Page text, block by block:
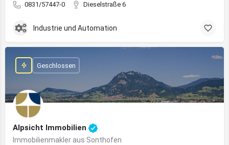
0831/57447-0 Dieselstraße 6
Industrie und Automation
Alpsicht Immobilien
Immobilienmakler aus Sonthofen
Geschlossen